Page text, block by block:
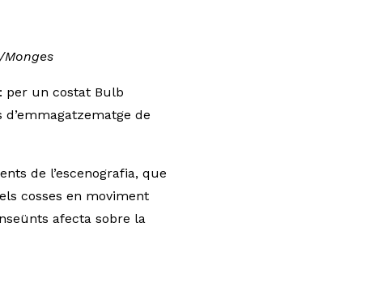
per un costat Bulb
de
de l’escenografia, que
cosses en moviment
afecta sobre la